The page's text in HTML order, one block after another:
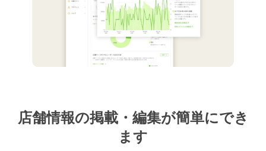
店舗情報の掲載・編集が簡単にでき
ます